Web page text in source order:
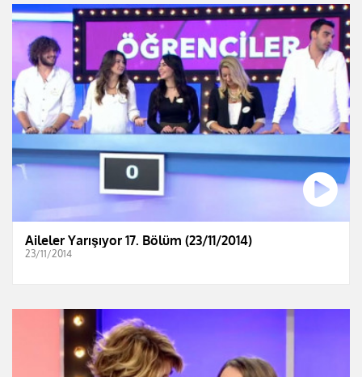
Aileler Yarışıyor 17. Bölüm (23/11/2014)
23/11/2014